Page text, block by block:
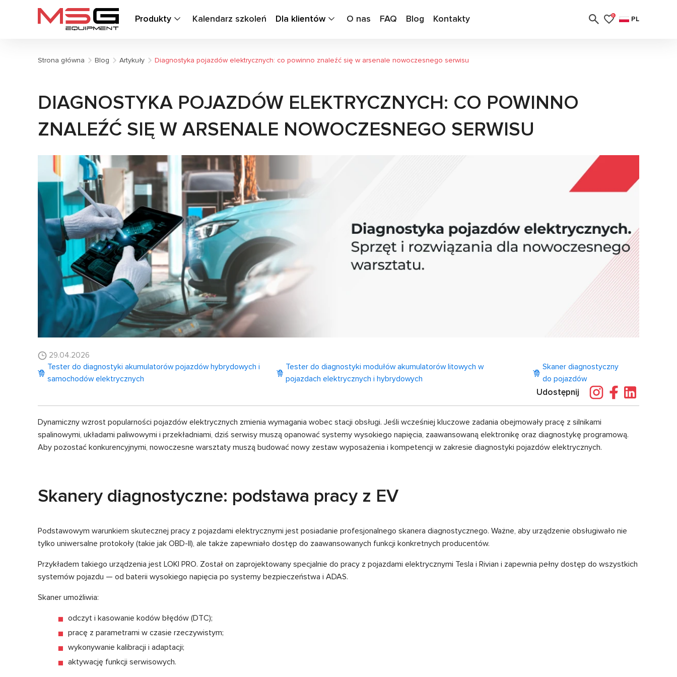
Produkty Kalendarz szkoleń Dla klientów O nas FAQ Blog Kontakty 0 PL
Strona główna Blog Artykuły Diagnostyka pojazdów elektrycznych: co powinno znaleźć się w arsenale nowoczesnego serwisu
DIAGNOSTYKA POJAZDÓW ELEKTRYCZNYCH: CO POWINNO
ZNALEŹĆ SIĘ W ARSENALE NOWOCZESNEGO SERWISU
29.04.2026
Tester do diagnostyki akumulatorów pojazdów hybrydowych i
samochodów elektrycznych
Tester do diagnostyki modułów akumulatorów litowych w
pojazdach elektrycznych i hybrydowych
Skaner diagnostyczny
do pojazdów
Udostępnij
Dynamiczny wzrost popularności pojazdów elektrycznych zmienia wymagania wobec stacji obsługi. Jeśli wcześniej kluczowe zadania obejmowały pracę z silnikami
spalinowymi, układami paliwowymi i przekładniami, dziś serwisy muszą opanować systemy wysokiego napięcia, zaawansowaną elektronikę oraz diagnostykę programową.
Aby pozostać konkurencyjnymi, nowoczesne warsztaty muszą budować nowy zestaw wyposażenia i kompetencji w zakresie diagnostyki pojazdów elektrycznych.
Skanery diagnostyczne: podstawa pracy z EV
Podstawowym warunkiem skutecznej pracy z pojazdami elektrycznymi jest posiadanie profesjonalnego skanera diagnostycznego. Ważne, aby urządzenie obsługiwało nie
tylko uniwersalne protokoły (takie jak OBD-II), ale także zapewniało dostęp do zaawansowanych funkcji konkretnych producentów.
Przykładem takiego urządzenia jest LOKI PRO. Został on zaprojektowany specjalnie do pracy z pojazdami elektrycznymi Tesla i Rivian i zapewnia pełny dostęp do wszystkich
systemów pojazdu — od baterii wysokiego napięcia po systemy bezpieczeństwa i ADAS.
Skaner umożliwia:
odczyt i kasowanie kodów błędów (DTC);
pracę z parametrami w czasie rzeczywistym;
wykonywanie kalibracji i adaptacji;
aktywację funkcji serwisowych.